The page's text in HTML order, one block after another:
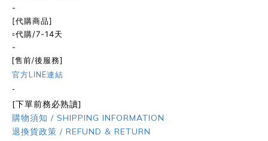
-
[代購商品]
▫️代購/7-14天
-
[售前/後服務]
官方LINE連結
-
[下單前務必熟讀]
購物須知 / SHIPPING INFORMATION
退換貨政策 / REFUND & RETURN